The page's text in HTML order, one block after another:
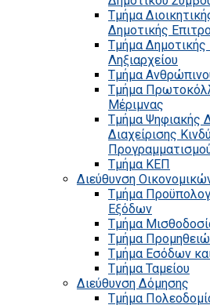
Τμήμα
Δημοτικής
Τμήμα
Ληξιαρχείου
Τμήμα
Τμήμα
Μέριμνας
Τμήμα Ψηφιακής
Διαχείρισης
Τμήμα ΚΕΠ
Διεύθυνση
Τμήμα
Εξόδων
Τμήμα
Τμήμα
Τμήμα Εσόδων
Τμήμα Ταμείου
Διεύθυνση Δόμησης
Τμήμα